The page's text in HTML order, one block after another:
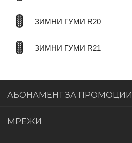
ЗИМНИ ГУМИ R20
ЗИМНИ ГУМИ R21
АБОНАМЕНТ ЗА ПРОМОЦИИ
МРЕЖИ